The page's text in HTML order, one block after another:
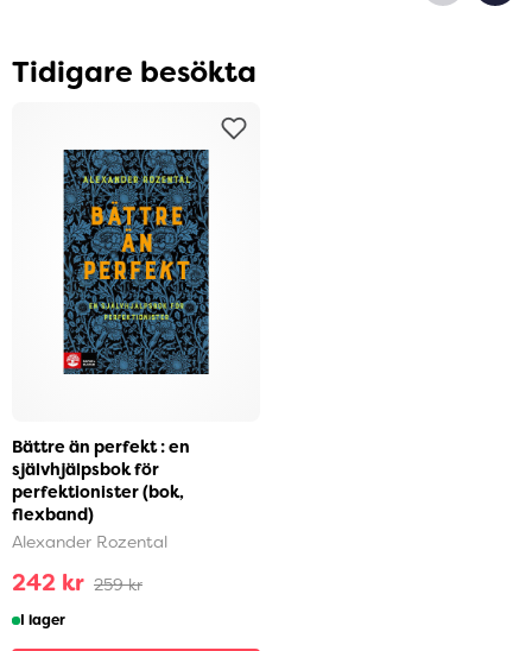
Tidigare besökta
Bättre än perfekt : en
självhjälpsbok för
perfektionister (bok,
flexband)
Alexander Rozental
242 kr 259 kr
I lager